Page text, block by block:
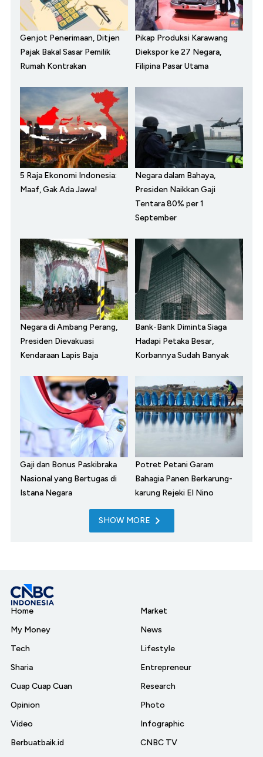
Genjot Penerimaan, Ditjen
Pajak Bakal Sasar Pemilik
Rumah Kontrakan
Pikap Produksi Karawang
Diekspor ke 27 Negara,
Filipina Pasar Utama
5 Raja Ekonomi Indonesia:
Maaf, Gak Ada Jawa!
Negara dalam Bahaya,
Presiden Naikkan Gaji
Tentara 80% per 1
September
Negara di Ambang Perang,
Presiden Dievakuasi
Kendaraan Lapis Baja
Bank-Bank Diminta Siaga
Hadapi Petaka Besar,
Korbannya Sudah Banyak
Gaji dan Bonus Paskibraka
Nasional yang Bertugas di
Istana Negara
Potret Petani Garam
Bahagia Panen Berkarung-
karung Rejeki El Nino
SHOW MORE
Home
My Money
Tech
Sharia
Cuap Cuap Cuan
Opinion
Video
Berbuatbaik.id
Market
News
Lifestyle
Entrepreneur
Research
Photo
Infographic
CNBC TV